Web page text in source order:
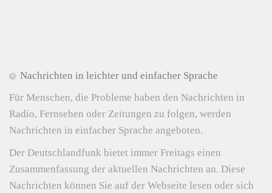
Nachrichten in leichter und einfacher Sprache
Für Menschen, die Probleme haben den Nachrichten in
Radio, Fernsehen oder Zeitungen zu folgen, werden
Nachrichten in einfacher Sprache angeboten.
Der Deutschlandfunk bietet immer Freitags einen
Zusammenfassung der aktuellen Nachrichten an. Diese
Nachrichten können Sie auf der Webseite lesen oder sich